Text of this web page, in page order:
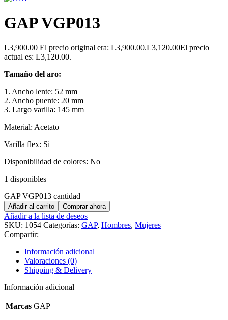
GAP VGP013
L3,900.00 El precio original era: L3,900.00.L3,120.00El precio
actual es: L3,120.00.
Tamaño del aro:
1. Ancho lente: 52 mm
2. Ancho puente: 20 mm
3. Largo varilla: 145 mm
Material: Acetato
Varilla flex: Si
Disponibilidad de colores: No
1 disponibles
GAP VGP013 cantidad
Añadir al carrito Comprar ahora
Añadir a la lista de deseos
SKU: 1054 Categorías: GAP, Hombres, Mujeres
Compartir:
Información adicional
Valoraciones (0)
Shipping & Delivery
Información adicional
Marcas GAP